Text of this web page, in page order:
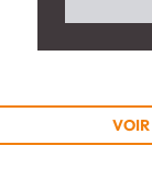
VOIR